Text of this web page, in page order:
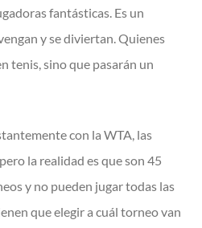
fantásticas. Es un
y se diviertan. Quienes
tenis, sino que pasarán un
con la WTA, las
la realidad es que son 45
y no pueden jugar todas las
que elegir a cuál torneo van